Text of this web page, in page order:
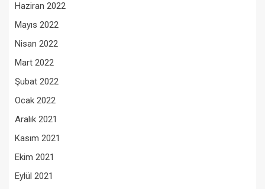
Haziran 2022
Mayıs 2022
Nisan 2022
Mart 2022
Şubat 2022
Ocak 2022
Aralık 2021
Kasım 2021
Ekim 2021
Eylül 2021